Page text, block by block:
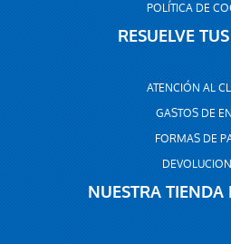
POLÍTICA DE
RESUELVE
ATENCIÓN AL
GASTOS DE
FORMAS DE
NUESTRA